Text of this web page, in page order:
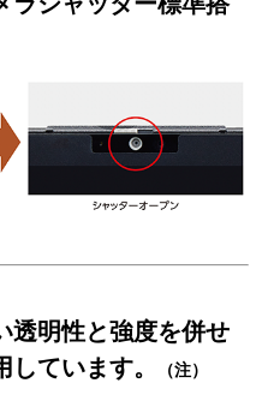
透明性と強度を併せ
ています。
（注）